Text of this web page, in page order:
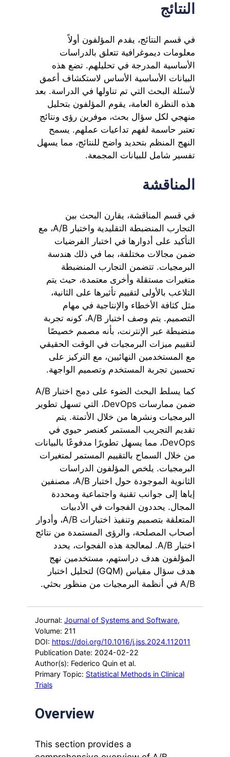
النتائج
في قسم النتائج، يقدم المؤلفون أولاً
معلومات ديموغرافية تتعلق بالدراسات
الأساسية المدرجة في تحليلهم. تضع هذه
البيانات الأساسية الأساس لاستكشاف أعمق
لأسئلة البحث التي تم تناولها في الدراسة. بعد
هذه النظرة العامة، يقوم المؤلفون بتحليل
منهجي لكل سؤال بحث، موفرين رؤى ونتائج
تعتبر حاسمة لفهم تداعيات عملهم. يسمح
النهج المنظم بتحديد واضح للنتائج، مما يسهل
تفسير شامل للبيانات المجمعة.
المناقشة
في قسم المناقشة، يقارن البحث بين
التجارب المنضبطة التقليدية واختبار A/B، مع
التأكيد على أدوارها في اختبار الفرضيات
ضمن مجالات مختلفة، بما في ذلك هندسة
البرمجيات. تتضمن التجارب المنضبطة
متغيرات مستقلة وأخرى معتمدة، حيث يتم
التلاعب بالأولى لتقييم تأثيرها على الثانية،
مثل كثافة الأخطاء والإنتاجية في مهام
التصميم. يتم وصف اختبار A/B، كونه تجربة
منضبطة عبر الإنترنت، بأنه مصمم خصيصًا
لتقييم ميزات البرمجيات في الوقت الحقيقي
مع المستخدمين النهائيين، مع التركيز على
تحسين تجربة المستخدم وتصميم الواجهة.
كما يسلط البحث الضوء على دمج اختبار A/B
ضمن ممارسات DevOps، التي تسهل تطوير
البرمجيات ونشرها من خلال الأتمتة. يتم
تقديم التجريب المستمر كعنصر حيوي في
DevOps، مما يسهل تطويرًا مدفوعًا بالبيانات
من خلال السماح بالتقييم المستمر لمتغيرات
البرمجيات. يلخص المؤلفون الدراسات
الثانوية الموجودة حول اختبار A/B، مصنفين
إياها إلى جوانب تقنية واجتماعية ومحددة
المجال. يحددون الفجوات في الأدبيات
المتعلقة بتصميم وتنفيذ اختبارات A/B، وأدوار
أصحاب المصلحة، والرؤى المستمدة من نتائج
اختبار A/B. لمعالجة هذه الفجوات، يحدد
المؤلفون هدف دراستهم، مستخدمين نهج
هدف سؤال مقياس (GQM) لتحليل اختبار
A/B في أنظمة البرمجيات من منظور بحثي.
Journal: Journal of Systems and Software,
Volume: 211
DOI: https://doi.org/10.1016/j.jss.2024.112011
Publication Date: 2024-02-22
Author(s): Federico Quin et al.
Primary Topic: Statistical Methods in Clinical
Trials
Overview
This section provides a